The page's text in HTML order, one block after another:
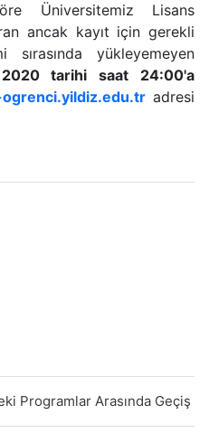
Üniversitemiz Lisans
ancak kayıt için gerekli
yükleyemeyen
tarihi saat 24:00'a
adresi
Programlar Arasında Geçiş